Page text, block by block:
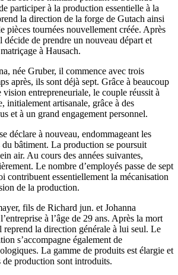
participer à la production essentielle à la
la direction de la forge de Gutach ainsi
pièces tournées nouvellement créée. Après
de prendre un nouveau départ et
à Hausach.
née Gruber, il commence avec trois
après, ils sont déjà sept. Grâce à beaucoup
vision entrepreneuriale, le couple réussit à
initialement artisanale, grâce à des
et à un grand engagement personnel.
déclare à nouveau, endommageant les
du bâtiment. La production se poursuit
air. Au cours des années suivantes,
Le nombre d’employés passe de sept
contribuent essentiellement la mécanisation
de la production.
fils de Richard jun. et Johanna
à l’âge de 29 ans. Après la mort
reprend la direction générale à lui seul. Le
s’accompagne également de
La gamme de produits est élargie et
de production sont introduits.